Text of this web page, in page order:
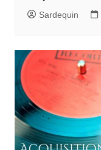
Sardequin